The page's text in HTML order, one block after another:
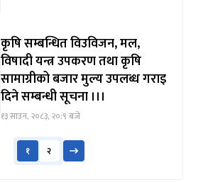
कृषि सम्बन्धित विउविजन, मल,
विषादी यन्त्र उपकरण तथा कृषि
सामाग्रीको बजार मुल्य उपलब्ध गराइ
दिने सम्बन्धी सूचना ।।।
१३ साउन, २०८३, २०:९ बजे
१ २